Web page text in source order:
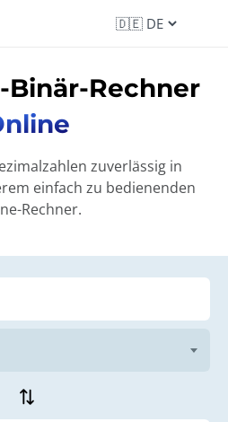
Binär-Rechner
zuverlässig in
einfach zu bedienenden
Rechner.
sync_alt